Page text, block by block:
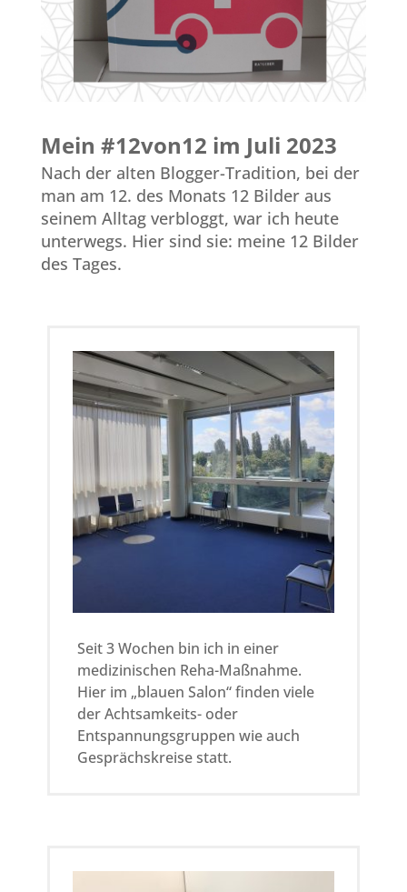
Mein #12von12 im Juli 2023
Nach der alten Blogger-Tradition, bei der
man am 12. des Monats 12 Bilder aus
seinem Alltag verbloggt, war ich heute
unterwegs. Hier sind sie: meine 12 Bilder
des Tages.
Seit 3 Wochen bin ich in einer
medizinischen Reha-Maßnahme.
Hier im „blauen Salon“ finden viele
der Achtsamkeits- oder
Entspannungsgruppen wie auch
Gesprächskreise statt.